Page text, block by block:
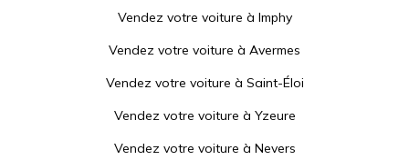
Vendez votre voiture à Imphy
Vendez votre voiture à Avermes
Vendez votre voiture à Saint-Éloi
Vendez votre voiture à Yzeure
Vendez votre voiture à Nevers